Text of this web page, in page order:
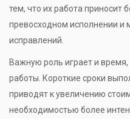
тем, что их работа приносит
превосходном исполнении и
исправлений.
Важную роль играет и
работы. Короткие сроки
приводят к увеличению
необходимостью более